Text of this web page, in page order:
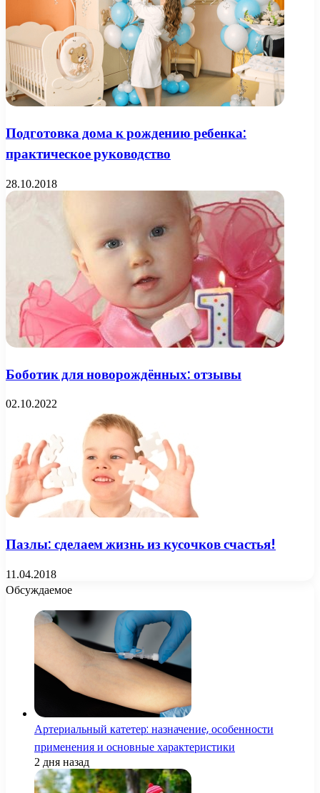
Подготовка дома к рождению ребенка:
практическое руководство
28.10.2018
Боботик для новорождённых: отзывы
02.10.2022
Пазлы: сделаем жизнь из кусочков счастья!
11.04.2018
Обсуждаемое
Артериальный катетер: назначение, особенности
применения и основные характеристики
2 дня назад